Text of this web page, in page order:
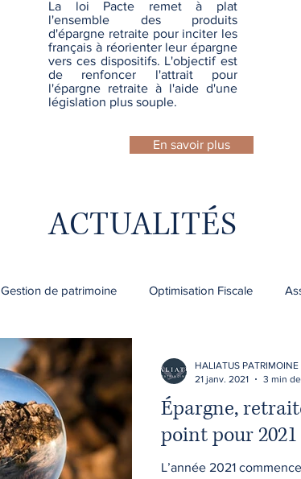
La loi Pacte remet à plat
l'ensemble des produits
d'épargne retraite pour inciter les
français à réorienter leur épargne
vers ces dispositifs. L'objectif est
de renfoncer l'attrait pour
l'épargne retraite à l'aide d'une
législation plus souple.
En savoir plus
ACTUALITÉS
Gestion de patrimoine Optimisation Fiscale
Épargne,
point pour 2021
L’année 2021
HALIATUS PATRIMOINE
21 janv. 2021
3 min